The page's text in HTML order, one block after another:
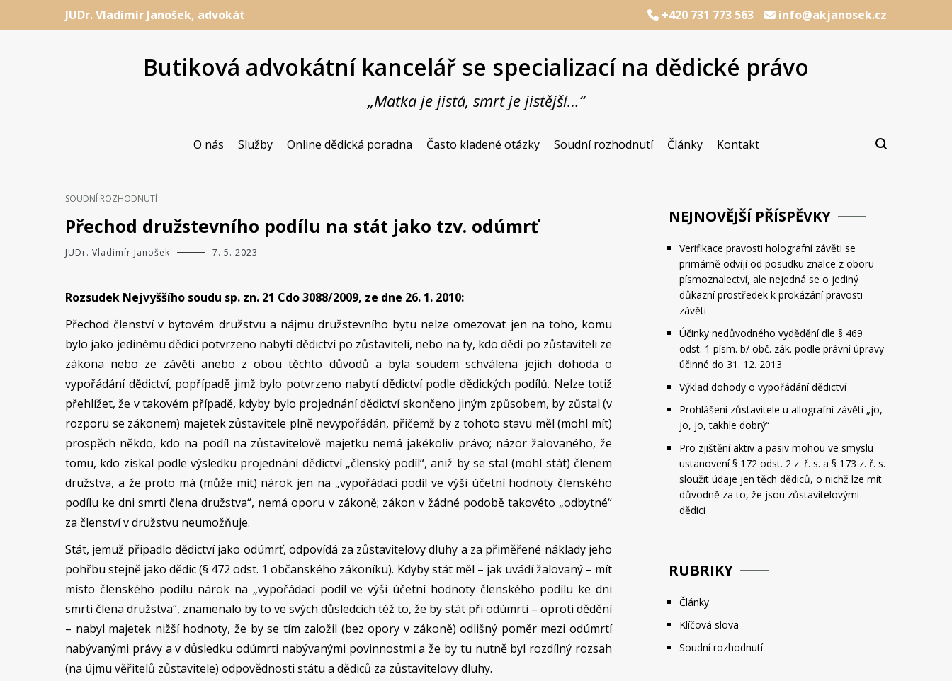
JUDr. Vladimír Janošek, advokát +420 731 773 563 info@akjanosek.cz
Butiková advokátní kancelář se specializací na dědické právo
„Matka je jistá, smrt je jistější…“
O nás Služby Online dědická poradna Často kladené otázky Soudní rozhodnutí Články Kontakt
SOUDNÍ ROZHODNUTÍ
Přechod družstevního podílu na stát jako tzv. odúmrť
JUDr. Vladimír Janošek 7. 5. 2023
Rozsudek Nejvyššího soudu sp. zn. 21 Cdo 3088/2009, ze dne 26. 1. 2010:
Přechod členství v bytovém družstvu a nájmu družstevního bytu nelze omezovat jen na toho, komu
bylo jako jedinému dědici potvrzeno nabytí dědictví po zůstaviteli, nebo na ty, kdo dědí po zůstaviteli ze
zákona nebo ze závěti anebo z obou těchto důvodů a byla soudem schválena jejich dohoda o
vypořádání dědictví, popřípadě jimž bylo potvrzeno nabytí dědictví podle dědických podílů. Nelze totiž
přehlížet, že v takovém případě, kdyby bylo projednání dědictví skončeno jiným způsobem, by zůstal (v
rozporu se zákonem) majetek zůstavitele plně nevypořádán, přičemž by z tohoto stavu měl (mohl mít)
prospěch někdo, kdo na podíl na zůstavitelově majetku nemá jakékoliv právo; názor žalovaného, že
tomu, kdo získal podle výsledku projednání dědictví „členský podíl“, aniž by se stal (mohl stát) členem
družstva, a že proto má (může mít) nárok jen na „vypořádací podíl ve výši účetní hodnoty členského
podílu ke dni smrti člena družstva“, nemá oporu v zákoně; zákon v žádné podobě takovéto „odbytné“
za členství v družstvu neumožňuje.
Stát, jemuž připadlo dědictví jako odúmrť, odpovídá za zůstavitelovy dluhy a za přiměřené náklady jeho
pohřbu stejně jako dědic (§ 472 odst. 1 občanského zákoníku). Kdyby stát měl – jak uvádí žalovaný – mít
místo členského podílu nárok na „vypořádací podíl ve výši účetní hodnoty členského podílu ke dni
smrti člena družstva“, znamenalo by to ve svých důsledcích též to, že by stát při odúmrti – oproti dědění
– nabyl majetek nižší hodnoty, že by se tím založil (bez opory v zákoně) odlišný poměr mezi odúmrtí
nabývanými právy a v důsledku odúmrti nabývanými povinnostmi a že by tu nutně byl rozdílný rozsah
(na újmu věřitelů zůstavitele) odpovědnosti státu a dědiců za zůstavitelovy dluhy.
NEJNOVĚJŠÍ PŘÍSPĚVKY
Verifikace pravosti holografní závěti se
primárně odvíjí od posudku znalce z oboru
písmoznalectví, ale nejedná se o jediný
důkazní prostředek k prokázání pravosti
závěti
Účinky nedůvodného vydědění dle § 469
odst. 1 písm. b/ obč. zák. podle právní úpravy
účinné do 31. 12. 2013
Výklad dohody o vypořádání dědictví
Prohlášení zůstavitele u allografní závěti „jo,
jo, jo, takhle dobrý“
Pro zjištění aktiv a pasiv mohou ve smyslu
ustanovení § 172 odst. 2 z. ř. s. a § 173 z. ř. s.
sloužit údaje jen těch dědiců, o nichž lze mít
důvodně za to, že jsou zůstavitelovými
dědici
RUBRIKY
Články
Klíčová slova
Soudní rozhodnutí